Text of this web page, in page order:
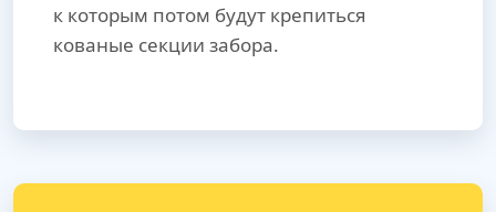
к которым потом будут крепиться
кованые секции забора.